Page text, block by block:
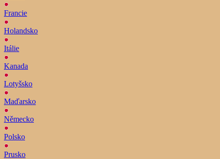
Francie
Holandsko
Itálie
Kanada
Lotyšsko
Maďarsko
Německo
Polsko
Prusko